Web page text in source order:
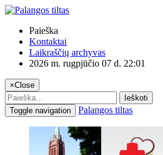
Paieška
Kontaktai
Laikraščių archyvas
2026 m. rugpjūčio 07 d. 22:01
×Close
Ieškoti
Toggle navigation
Palangos tiltas